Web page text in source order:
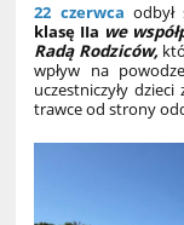
22 czerwca odbył
klasę IIa we
Radą Rodziców,
wpływ na
uczestniczyły
trawce od strony